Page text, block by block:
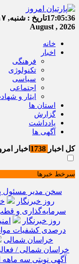
17:05:36تاریخ : شنبه, ۱۷ مرداد , ۱۴۰۵
August , 2026
خانه
اخبار
فرهنگی
تکنولوژی
سیاسی
اجتماعی
ایثار و
استان ها
گزارش
یادداشت
آگهی ها
کل اخبار اخبار
سرخط خبرها
سخن مدیر مسئول
روز خبرنگار
سرمایه‌گذاری و قطب
روز خبرنگار
خراسان شمالی
خراسان شمالی / فعالیت ۱۳ رسانه جدید در ۴ ماه
آگهی نوبتی سه ماهه اول سال ۱۴۰۵